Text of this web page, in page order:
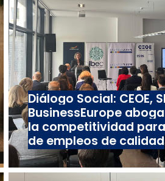
Diálogo Social: CEOE,
BusinessEurope
la competitividad
de empleos de calidad